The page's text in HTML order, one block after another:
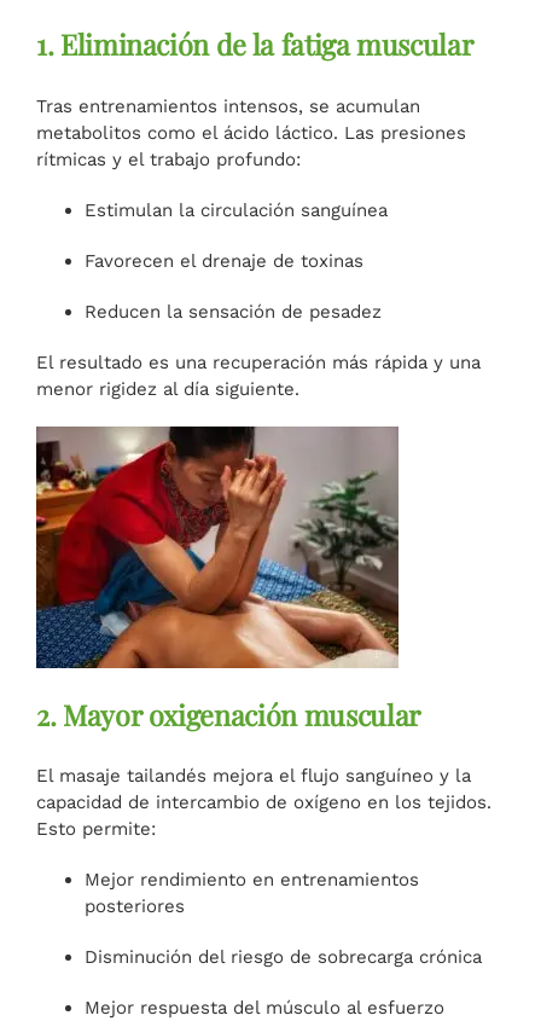
1. Eliminación de la fatiga muscular
Tras entrenamientos intensos, se acumulan
metabolitos como el ácido láctico. Las presiones
rítmicas y el trabajo profundo:
Estimulan la circulación sanguínea
Favorecen el drenaje de toxinas
Reducen la sensación de pesadez
El resultado es una recuperación más rápida y una
menor rigidez al día siguiente.
2. Mayor oxigenación muscular
El masaje tailandés mejora el flujo sanguíneo y la
capacidad de intercambio de oxígeno en los tejidos.
Esto permite:
Mejor rendimiento en entrenamientos
posteriores
Disminución del riesgo de sobrecarga crónica
Mejor respuesta del músculo al esfuerzo